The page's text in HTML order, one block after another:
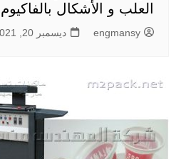
العلب و الأشكال بالفاكيوم
engmansy ديسمبر 20, 2021